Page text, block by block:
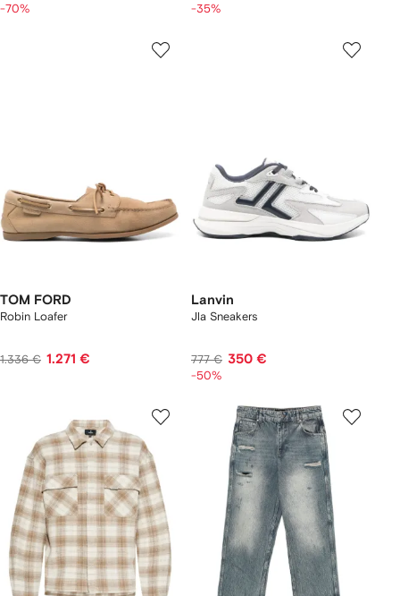
-70% -35%
TOM FORD
Robin Loafer
1.336 € 1.271 €
Lanvin
Jla Sneakers
777 € 350 €
-50%